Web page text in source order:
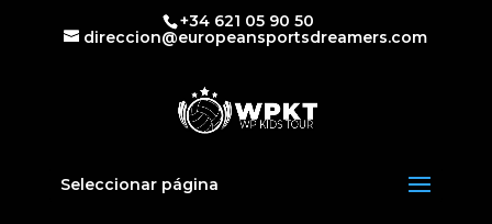
+34 621 05 90 50
direccion@europeansportsdreamers.com
Seleccionar página